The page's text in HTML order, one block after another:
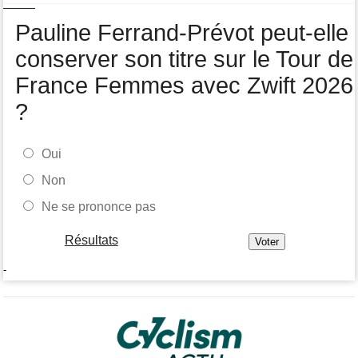
Pauline Ferrand-Prévot peut-elle
conserver son titre sur le Tour de
France Femmes avec Zwift 2026
?
Oui
Non
Ne se prononce pas
Résultats
-